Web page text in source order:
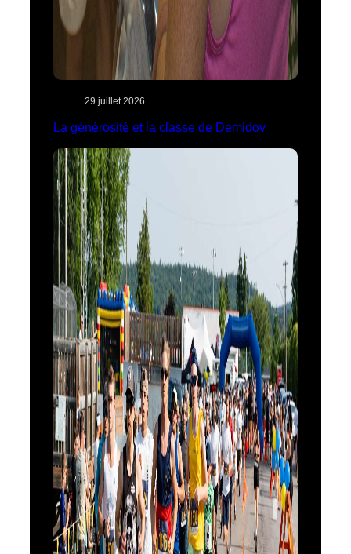
29 juillet 2026
La générosité et la classe de Demidov